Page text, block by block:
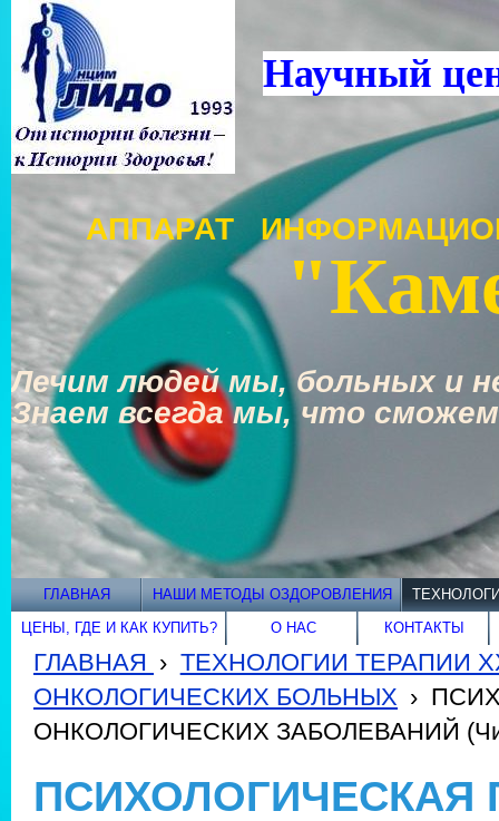
Научный
АППАРАТ
Лечим людей мы, больных и
Знаем всегда мы, что
ГЛАВНАЯ НАШИ МЕТОДЫ ОЗДОРОВЛЕНИЯ
ЦЕНЫ, ГДЕ И КАК КУПИТЬ? О НАС КОНТАКТЫ
ГЛАВНАЯ › ТЕХНОЛОГИИ ТЕРАПИИ
ОНКОЛОГИЧЕСКИХ БОЛЬНЫХ ›
ОНКОЛОГИЧЕСКИХ ЗАБОЛЕВАНИЙ